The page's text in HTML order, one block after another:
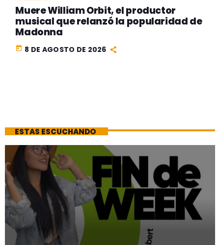
Muere William Orbit, el productor
musical que relanzó la popularidad de
Madonna
today 8 DE AGOSTO DE 2026
ESTAS ESCUCHANDO